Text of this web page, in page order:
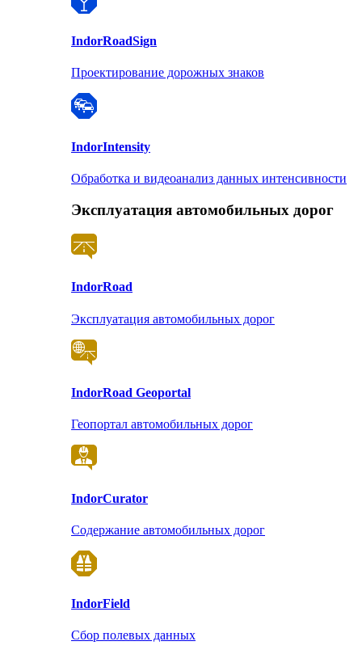
IndorRoadSign
Проектирование дорожных знаков
IndorIntensity
Обработка и видеоанализ данных интенсивности
Эксплуатация автомобильных дорог
IndorRoad
Эксплуатация автомобильных дорог
IndorRoad Geoportal
Геопортал автомобильных дорог
IndorCurator
Содержание автомобильных дорог
IndorField
Сбор полевых данных